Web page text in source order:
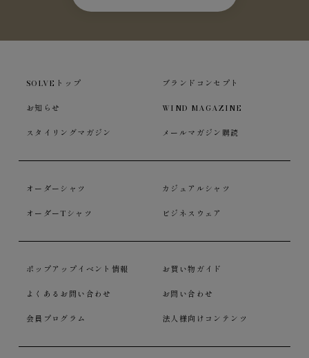
SOLVEトップ ブランドコンセプト
お知らせ WIND MAGAZINE
スタイリングマガジン メールマガジン購読
オーダーシャツ カジュアルシャツ
オーダーTシャツ ビジネスウェア
ポップアップイベント情報 お買い物ガイド
よくあるお問い合わせ お問い合わせ
会員プログラム 法人様向けコンテンツ